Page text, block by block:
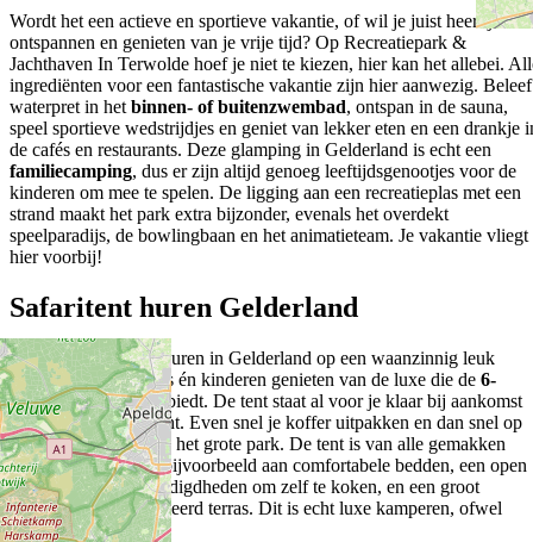
Wordt het een actieve en sportieve vakantie, of wil je juist heerlijk
ontspannen en genieten van je vrije tijd? Op Recreatiepark &
Jachthaven In Terwolde hoef je niet te kiezen, hier kan het allebei.
ingrediënten voor een fantastische vakantie zijn hier aanwezig. Beleef
waterpret in het binnen- of buitenzwembad, ontspan in de sauna,
speel sportieve wedstrijdjes en geniet van lekker eten en een drankje
de cafés en restaurants. Deze glamping in Gelderland is echt een
familiecamping, dus er zijn altijd genoeg leeftijdsgenootjes voor de
kinderen om mee te spelen. De ligging aan een recreatieplas met een
strand maakt het park extra bijzonder, evenals het overdekt
speelparadijs, de bowlingbaan en het animatieteam. Je vakantie vliegt
hier voorbij!
Safaritent huren Gelderland
Wil je een safaritent huren in Gelderland op een waanzinnig leuk
vakantiepark? Ouders én kinderen genieten van de luxe die de 6-
persoons safaritentbiedt. De tent staat al voor je klaar bij aankomst
en is volledig ingericht. Even snel je koffer uitpakken en dan snel op
onderzoek uitgaan op het grote park. De tent is van alle gemakken
voorzien. Denk dan bijvoorbeeld aan comfortabele bedden, een open
keuken met alle benodigdheden om zelf te koken, en een groot
overdekt en gemeubileerd terras. Dit is echt luxe kamperen, ofwel
‘glamperen’.